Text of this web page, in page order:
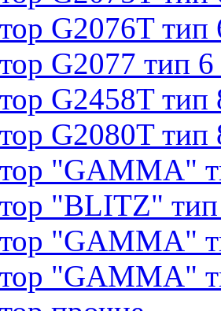
G2076T тип
G2077 тип 6
G2458T тип
G2080T тип
"GAMMA"
"BLITZ"
"GAMMA"
"GAMMA"